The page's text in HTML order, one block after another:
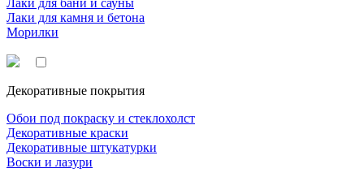
Лаки для бани и сауны
Лаки для камня и бетона
Морилки
Декоративные покрытия
Обои под покраску и стеклохолст
Декоративные краски
Декоративные штукатурки
Воски и лазури